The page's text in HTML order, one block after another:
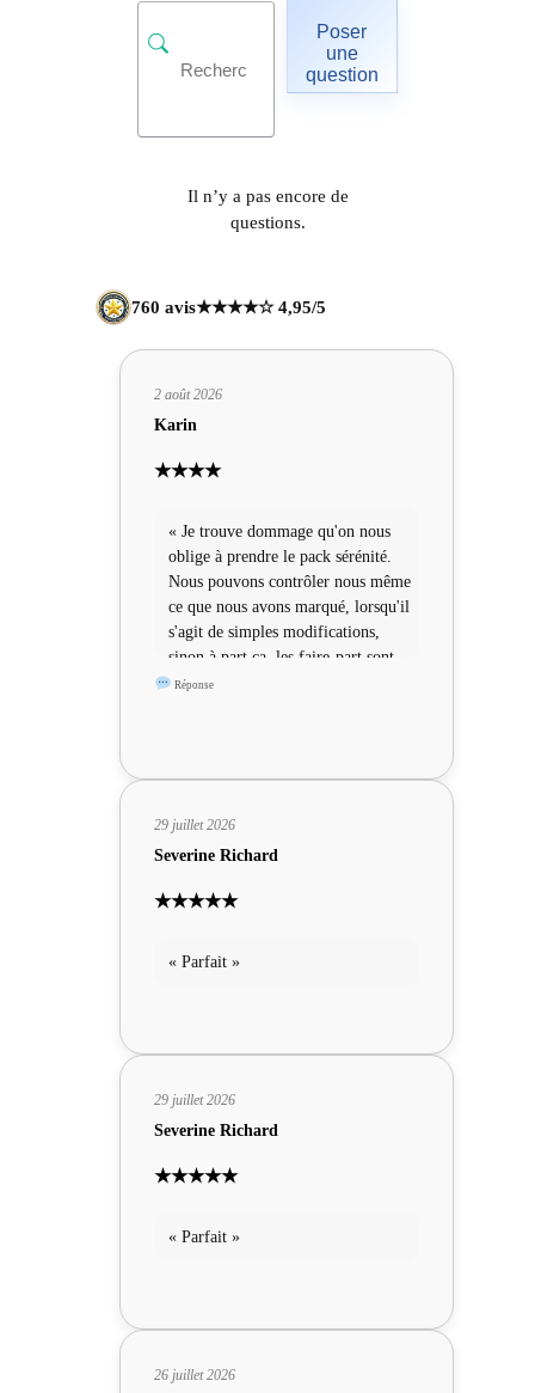
Poser
une
question
Il n’y a pas encore de
questions.
760 avis★★★★☆ 4,95/5
2 août 2026
Karin
★★★★
« Je trouve dommage qu'on nous
oblige à prendre le pack sérénité.
Nous pouvons contrôler nous même
ce que nous avons marqué, lorsqu'il
s'agit de simples modifications,
sinon à part ça, les faire-part sont
sympas »
Réponse
29 juillet 2026
Severine Richard
★★★★★
« Parfait »
29 juillet 2026
Severine Richard
★★★★★
« Parfait »
26 juillet 2026